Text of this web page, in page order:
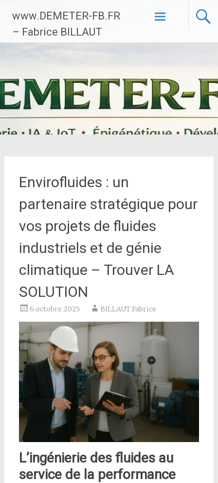
contenu
principal
www.DEMETER-FB.FR
– Fabrice BILLAUT
Envirofluides : un
partenaire stratégique pour
vos projets de fluides
industriels et de génie
climatique – Trouver LA
SOLUTION
6 octobre 2025 BILLAUT Fabrice
L’ingénierie des fluides au
service de la performance